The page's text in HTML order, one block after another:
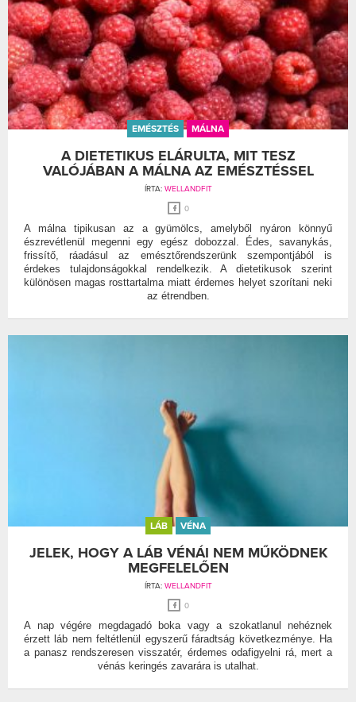
EMÉSZTÉS MÁLNA
A DIETETIKUS ELÁRULTA, MIT TESZ
VALÓJÁBAN A MÁLNA AZ EMÉSZTÉSSEL
ÍRTA: WELLANDFIT
0
A málna tipikusan az a gyümölcs, amelyből nyáron könnyű
észrevétlenül megenni egy egész dobozzal. Édes, savanykás,
frissítő, ráadásul az emésztőrendszerünk szempontjából is
érdekes tulajdonságokkal rendelkezik. A dietetikusok szerint
különösen magas rosttartalma miatt érdemes helyet szorítani neki
az étrendben.
LÁB VÉNA
JELEK, HOGY A LÁB VÉNÁI NEM MŰKÖDNEK
MEGFELELŐEN
ÍRTA: WELLANDFIT
0
A nap végére megdagadó boka vagy a szokatlanul nehéznek
érzett láb nem feltétlenül egyszerű fáradtság következménye. Ha
a panasz rendszeresen visszatér, érdemes odafigyelni rá, mert a
vénás keringés zavarára is utalhat.